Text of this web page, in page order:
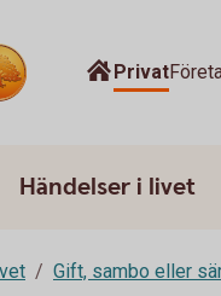
Privat
Händelser i livet
Gift, sambo eller